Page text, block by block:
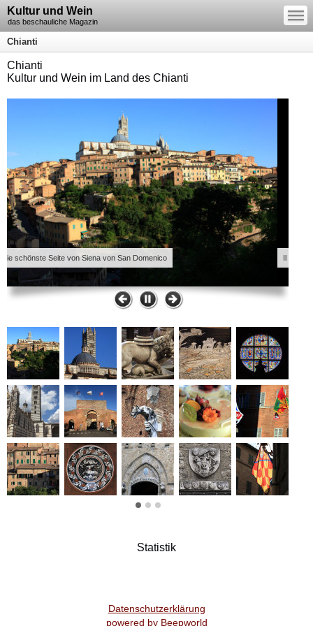
Kultur und Wein
das beschauliche Magazin
—
—
—
Chianti
Chianti
Kultur und Wein im Land des Chianti
Seite von Siena von San Domenico Il Duomo,
Statistik
Datenschutzerklärung
powered by Beepworld